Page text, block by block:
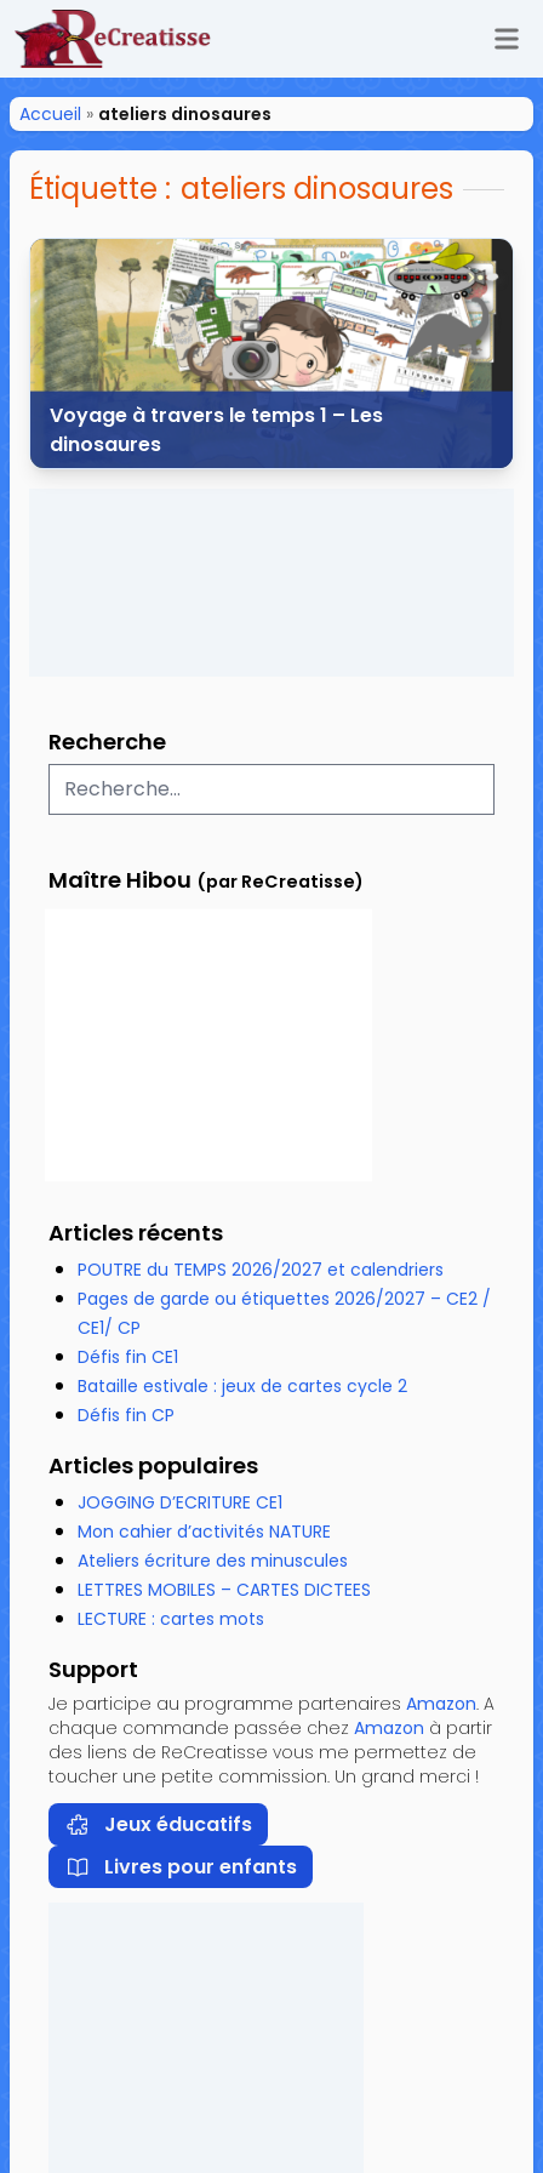
ReCreatisse
Accueil » ateliers dinosaures
Étiquette : ateliers dinosaures
Voyage à travers le temps 1 – Les
dinosaures
Recherche
Maître Hibou (par ReCreatisse)
Articles récents
POUTRE du TEMPS 2026/2027 et calendriers
Pages de garde ou étiquettes 2026/2027 – CE2 /
CE1/ CP
Défis fin CE1
Bataille estivale : jeux de cartes cycle 2
Défis fin CP
Articles populaires
JOGGING D’ECRITURE CE1
Mon cahier d’activités NATURE
Ateliers écriture des minuscules
LETTRES MOBILES – CARTES DICTEES
LECTURE : cartes mots
Support
Je participe au programme partenaires Amazon. A
chaque commande passée chez Amazon à partir
des liens de ReCreatisse vous me permettez de
toucher une petite commission. Un grand merci !
Jeux éducatifs
Livres pour enfants